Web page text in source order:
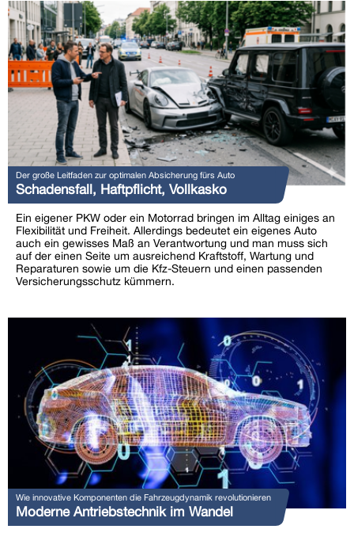
Der große Leitfaden zur optimalen Absicherung fürs Auto
Schadensfall, Haftpflicht, Vollkasko
Ein eigener PKW oder ein Motorrad bringen im Alltag einiges an
Flexibilität und Freiheit. Allerdings bedeutet ein eigenes Auto
auch ein gewisses Maß an Verantwortung und man muss sich
auf der einen Seite um ausreichend Kraftstoff, Wartung und
Reparaturen sowie um die Kfz-Steuern und einen passenden
Versicherungsschutz kümmern.
Wie innovative Komponenten die Fahrzeugdynamik revolutionieren
Moderne Antriebstechnik im Wandel